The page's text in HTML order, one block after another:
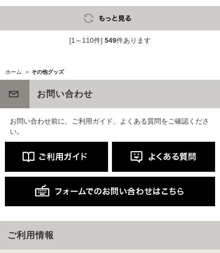
[1～110件] 549件あります
ホーム > その他グッズ
お問い合わせ
お問い合わせ前に、ご利用ガイド、よくある質問をご確認くださ
い。
ご利用情報